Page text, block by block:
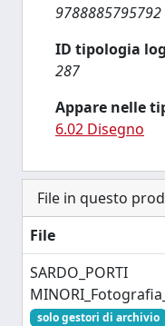
9788885795792
ID tipologia
287
Appare nelle
6.02 Disegno
File in questo
File
SARDO_PORTI
solo gestori di archivio